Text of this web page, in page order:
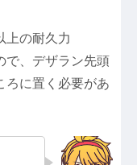
上の耐久力
で、デザラン先頭
ろに置く必要があ